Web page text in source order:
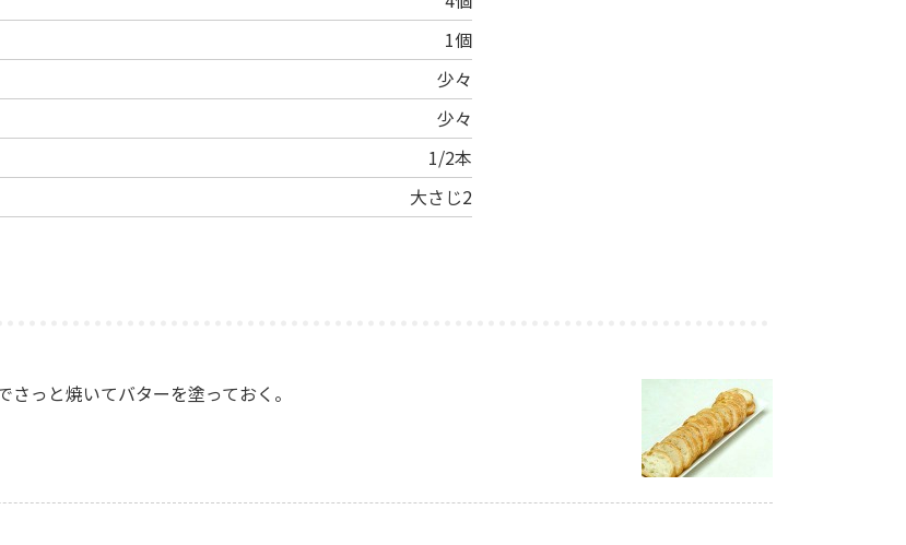
1個
少々
少々
1/2本
大さじ2
っと焼いてバターを塗っておく。